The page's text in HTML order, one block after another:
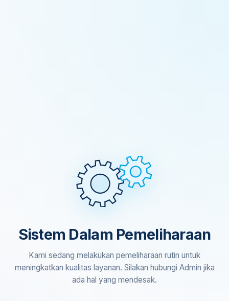
Sistem Dalam Pemeliharaan
Kami sedang melakukan pemeliharaan rutin untuk
meningkatkan kualitas layanan. Silakan hubungi Admin jika
ada hal yang mendesak.